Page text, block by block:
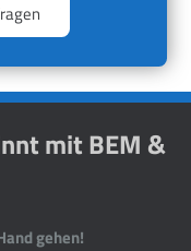
mit BEM &
gehen!